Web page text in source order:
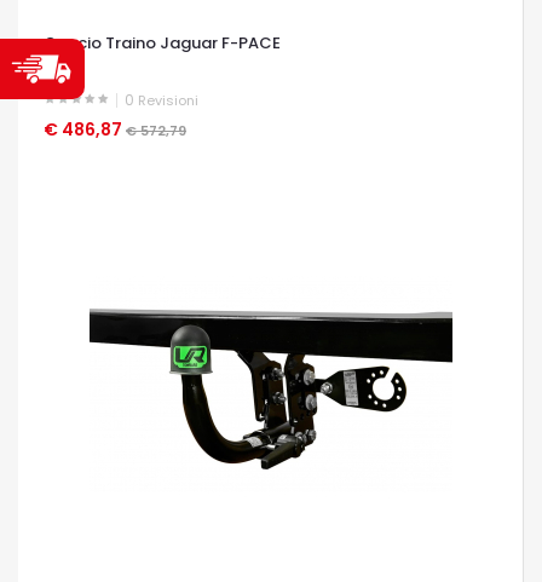
Gancio Traino Jaguar F-PACE
0 Revisioni
€ 486,87 € 572,79
OCCHIATA VELOCE